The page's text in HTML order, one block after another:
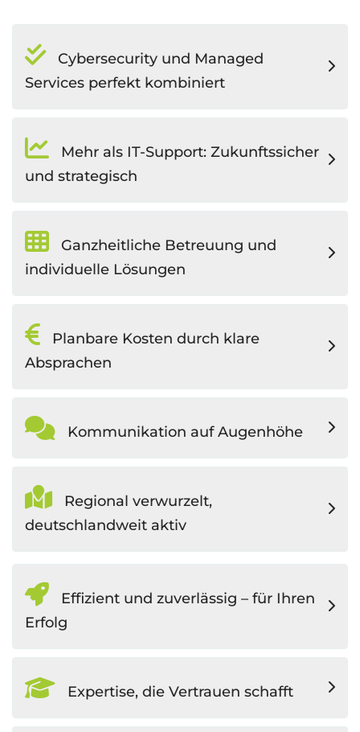
Services perfekt kombiniert
und strategisch
individuelle Lösungen
Absprachen
Kommunikation auf Augenhöhe
deutschlandweit aktiv
Erfolg
Expertise, die Vertrauen schafft